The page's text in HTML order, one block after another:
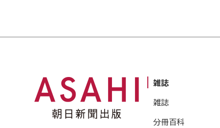
雑誌
雑誌
分冊百科